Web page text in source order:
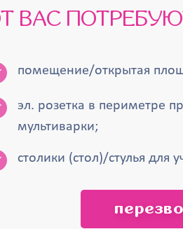
ОТ ВАС
помещение/открытая
эл. розетка в периметре
мультиварки;
столики (стол)/стулья для